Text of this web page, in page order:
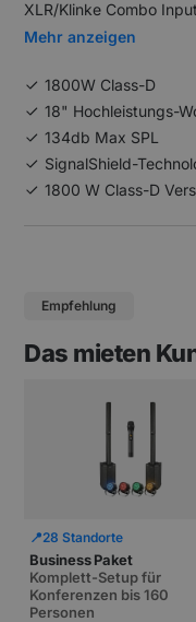
XLR/Klinke Combo
Mehr anzeigen
1800W Class-D
18" Hochleistungs-
134db Max SPL
SignalShield-
1800 W Class-D
Empfehlung
Das mieten
📍28 Standorte
Business Paket
Komplett-Setup für
Konferenzen bis 160
Personen